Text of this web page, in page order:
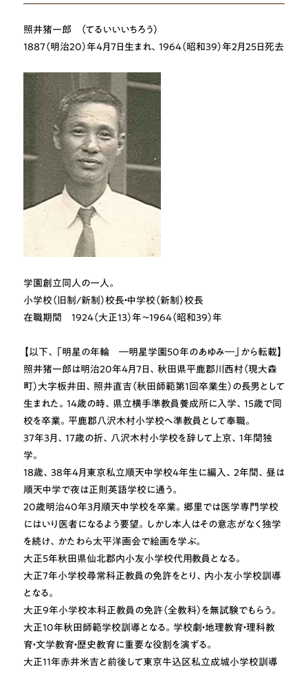
照井猪一郎 （てるいいいちろう）
1887（明治20）年4月7日生まれ、1964（昭和39）年2月25日死去
学園創立同人の一人。
小学校（旧制/新制）校長・中学校（新制）校長
在職期間 1924（大正13）年～1964（昭和39）年
【以下、「明星の年輪 ―明星学園50年のあゆみ―」から転載】
照井猪一郎は明治20年4月7日、秋田県平鹿郡川西村（現大森
町）大字板井田、照井直吉（秋田師範第1回卒業生）の長男として
生まれた。14歳の時、県立横手準教員養成所に入学、15歳で同
校を卒業。平鹿郡八沢木村小学校へ準教員として奉職。
37年3月、17歳の折、八沢木村小学校を辞して上京、1年間独
学。
18歳、38年4月東京私立順天中学校4年生に編入、2年間、昼は
順天中学で夜は正則英語学校に通う。
20歳明治40年3月順天中学校を卒業。郷里では医学専門学校
にはいり医者になるよう要望。しかし本人はその意志がなく独学
を続け、かたわら太平洋画会で絵画を学ぶ。
大正5年秋田県仙北郡内小友小学校代用教員となる。
大正7年小学校尋常科正教員の免許をとり、内小友小学校訓導
となる。
大正9年小学校本科正教員の免許（全教科）を無試験でもらう。
大正10年秋田師範学校訓導となる。学校劇・地理教育・理科教
育・文学教育・歴史教育に重要な役割を演ずる。
大正11年赤井米吉と前後して東京牛込区私立成城小学校訓導